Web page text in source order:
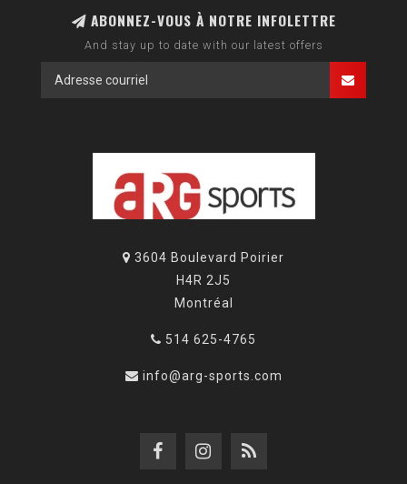
ABONNEZ-VOUS À NOTRE INFOLETTRE
And stay up to date with our latest offers
3604 Boulevard Poirier
H4R 2J5
Montréal
514 625-4765
info@arg-sports.com